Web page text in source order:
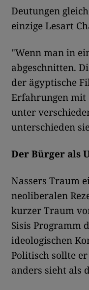
Deutungen
einzige Lesart
"Wenn man in
abgeschnitten.
der ägyptische
Erfahrungen mit
unter
unterschieden
Der Bürger als
Nassers Traum
neoliberalen
kurzer Traum
Sisis Programm
ideologischen
Politisch sollte
anders sieht als